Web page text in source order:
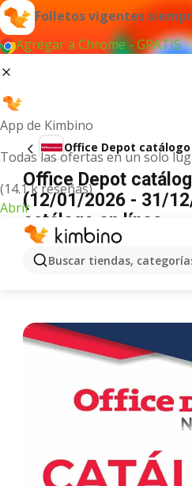
Folletos vigentes
Agregar a Chrome - GRATIS
App de Kimbino
Todas las ofertas en un solo
(14.1 k reseñas)
Abrir
Buscar tiendas,
Office Depot catálogo
Office Depot
(12/01/2026 - 31/
catálogo en línea